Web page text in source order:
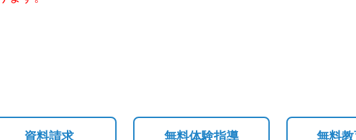
資料請求 無料体験指導 無料